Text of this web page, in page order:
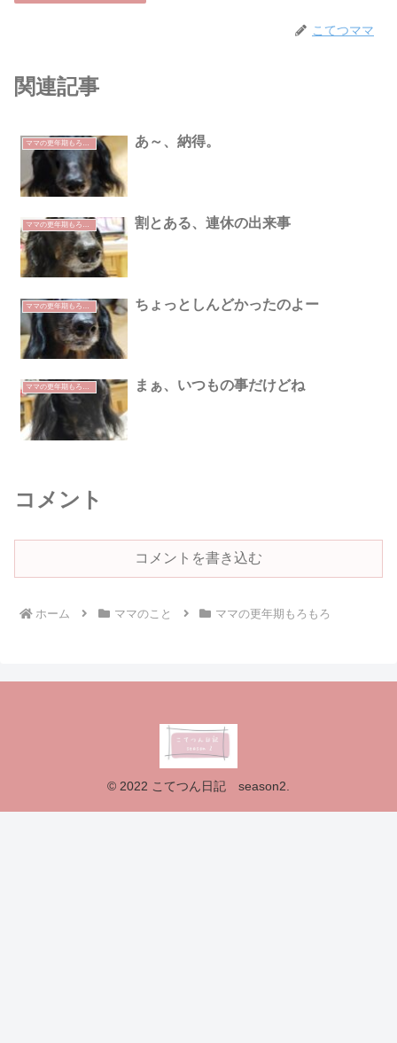
こてつママ
関連記事
ママの更年期もろもろ あ～、納得。
ママの更年期もろもろ 割とある、連休の出来事
ちょっとしんどかったのよー
ママの更年期もろもろ まぁ、いつもの事だけどね
コメント
コメントを書き込む
ホーム ママのこと ママの更年期もろもろ
© 2022 こてつん日記 season2.